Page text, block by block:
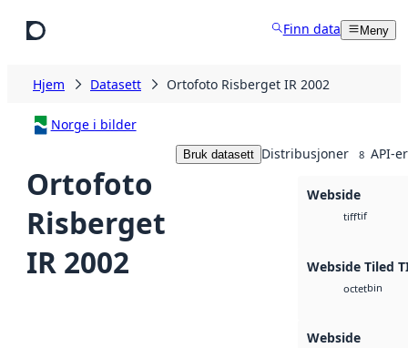
Finn data Meny
Hjem Datasett Ortofoto Risberget IR 2002
Norge i bilder
Ortofoto
Risberget
IR 2002
Bruk datasett Distribusjoner 8 API-er
Webside
tifftif
Webside Tiled
octetbin
Webside